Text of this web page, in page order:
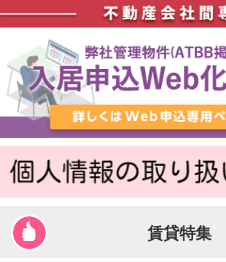
賃貸特集